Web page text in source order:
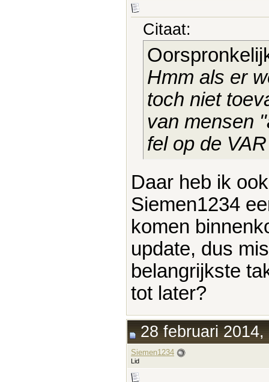
Citaat:
Hmm als er
toch niet
van mensen
fel op de
Daar heb ik
Siemen1234
komen
update, dus
belangrijkste
tot later?
28 februari 2014,
Siemen1234
Lid